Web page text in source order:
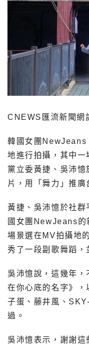
CNEWS匯流新聞網
韓國女團NewJeans
地進行拍攝，其中
黨立委黃捷、吳沛
片，用「舞力」推廣
黃捷、吳沛憶於社
國女團NewJeans的
場景選在MV拍攝地
秀了一段副歌舞蹈，
吳沛憶說，這幾年，
在你心底的名字》，
子蛋、藤井風、
過。
吳沛憶表示，謝謝